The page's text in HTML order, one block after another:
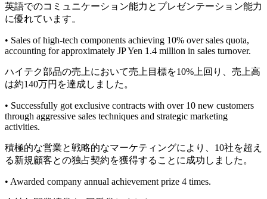
英語でのコミュニケーション能力とプレゼンテーション能力
に優れています。
• Sales of high-tech components achieving 10% over sales quota,
accounting for approximately JP Yen 1.4 million in sales turnover.
ハイテク部品の売上において売上目標を10%上回り、売上高
は約140万円を達成しました。
• Successfully got exclusive contracts with over 10 new customers
through aggressive sales techniques and strategic marketing
activities.
積極的な営業と戦略的なマーケティングにより、10社を超え
る新規顧客との独占契約を獲得することに成功しました。
• Awarded company annual achievement prize 4 times.